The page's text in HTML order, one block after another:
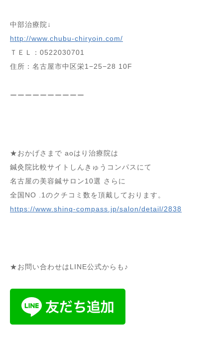
中部治療院↓
http://www.chubu-chiryoin.com/
ＴＥＬ：0522030701
住所：名古屋市中区栄1−25−28 10F
ーーーーーーーーーー
★おかげさまで aoはり治療院は
鍼灸院比較サイトしんきゅうコンパスにて
名古屋の美容鍼サロン10選 さらに
全国NO .1のクチコミ数を頂戴しております。
https://www.shinq-compass.jp/salon/detail/2838
★お問い合わせはLINE公式からも♪